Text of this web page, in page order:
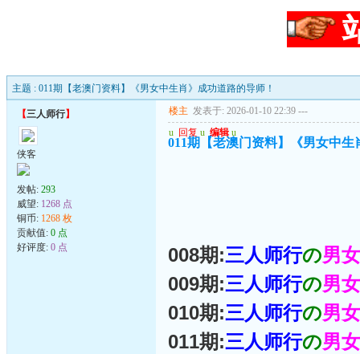
主题 : 011期【老澳门资料】《男女中生肖》成功道路的导师！
【三人师行】
侠客
发帖: 293
威望: 1268 点
铜币: 1268 枚
贡献值: 0 点
好评度: 0 点
楼主 发表于: 2026-01-10 22:39 ---
u 回复 u 编辑 u
011期【老澳门资料】《男女中
008期:三人师行の男
009期:三人师行の男
010期:三人师行の男
011期:三人师行の男